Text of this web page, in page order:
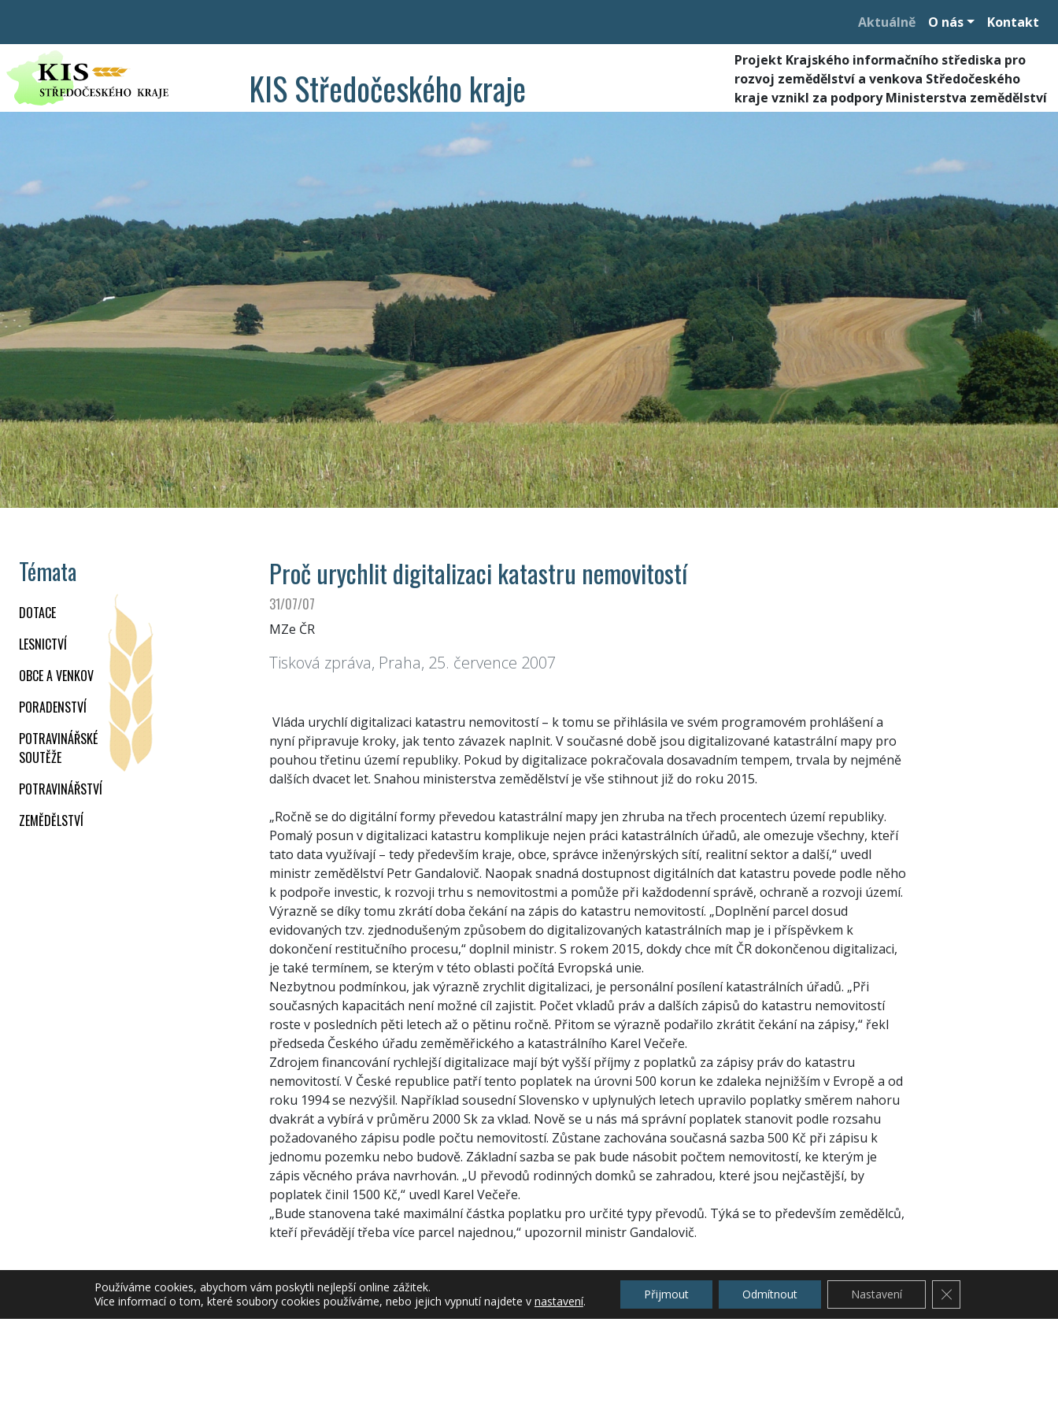
Aktuálně O nás Kontakt
KIS Středočeského kraje
Projekt Krajského informačního střediska pro
rozvoj zemědělství a venkova Středočeského
kraje vznikl za podpory Ministerstva zemědělství
Témata
DOTACE
LESNICTVÍ
OBCE A VENKOV
PORADENSTVÍ
POTRAVINÁŘSKÉ
SOUTĚŽE
POTRAVINÁŘSTVÍ
ZEMĚDĚLSTVÍ
Proč urychlit digitalizaci katastru nemovitostí
31/07/07
MZe ČR
Tisková zpráva, Praha, 25. července 2007
Vláda urychlí digitalizaci katastru nemovitostí – k tomu se přihlásila ve svém programovém prohlášení a
nyní připravuje kroky, jak tento závazek naplnit. V současné době jsou digitalizované katastrální mapy pro
pouhou třetinu území republiky. Pokud by digitalizace pokračovala dosavadním tempem, trvala by nejméně
dalších dvacet let. Snahou ministerstva zemědělství je vše stihnout již do roku 2015.
„Ročně se do digitální formy převedou katastrální mapy jen zhruba na třech procentech území republiky.
Pomalý posun v digitalizaci katastru komplikuje nejen práci katastrálních úřadů, ale omezuje všechny, kteří
tato data využívají – tedy především kraje, obce, správce inženýrských sítí, realitní sektor a další,“ uvedl
ministr zemědělství Petr Gandalovič. Naopak snadná dostupnost digitálních dat katastru povede podle něho
k podpoře investic, k rozvoji trhu s nemovitostmi a pomůže při každodenní správě, ochraně a rozvoji území.
Výrazně se díky tomu zkrátí doba čekání na zápis do katastru nemovitostí. „Doplnění parcel dosud
evidovaných tzv. zjednodušeným způsobem do digitalizovaných katastrálních map je i příspěvkem k
dokončení restitučního procesu,“ doplnil ministr. S rokem 2015, dokdy chce mít ČR dokončenou digitalizaci,
je také termínem, se kterým v této oblasti počítá Evropská unie.
Nezbytnou podmínkou, jak výrazně zrychlit digitalizaci, je personální posílení katastrálních úřadů. „Při
současných kapacitách není možné cíl zajistit. Počet vkladů práv a dalších zápisů do katastru nemovitostí
roste v posledních pěti letech až o pětinu ročně. Přitom se výrazně podařilo zkrátit čekání na zápisy,“ řekl
předseda Českého úřadu zeměměřického a katastrálního Karel Večeře.
Zdrojem financování rychlejší digitalizace mají být vyšší příjmy z poplatků za zápisy práv do katastru
nemovitostí. V České republice patří tento poplatek na úrovni 500 korun ke zdaleka nejnižším v Evropě a od
roku 1994 se nezvýšil. Například sousední Slovensko v uplynulých letech upravilo poplatky směrem nahoru
dvakrát a vybírá v průměru 2000 Sk za vklad. Nově se u nás má správní poplatek stanovit podle rozsahu
požadovaného zápisu podle počtu nemovitostí. Zůstane zachována současná sazba 500 Kč při zápisu k
jednomu pozemku nebo budově. Základní sazba se pak bude násobit počtem nemovitostí, ke kterým je
zápis věcného práva navrhován. „U převodů rodinných domků se zahradou, které jsou nejčastější, by
poplatek činil 1500 Kč,“ uvedl Karel Večeře.
„Bude stanovena také maximální částka poplatku pro určité typy převodů. Týká se to především zemědělců,
kteří převádějí třeba více parcel najednou,“ upozornil ministr Gandalovič.
Mgr. Ilona Chalupská
Ředitelka odboru komunikace
Používáme cookies, abychom vám poskytli nejlepší online zážitek.
Více informací o tom, které soubory cookies používáme, nebo jejich vypnutí najdete v nastavení. Přijmout Odmítnout Nastavení Zavřít cookie lištu